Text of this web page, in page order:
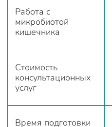
Работа с
микробиотой
кишечника
Стоимость
консультационных
услуг
Время подготовки